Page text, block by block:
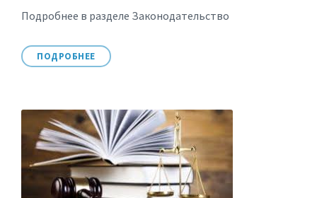
Подробнее в разделе Законодательство
ПОДРОБНЕЕ